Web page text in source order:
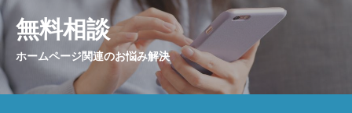
無料相談
ホームページ関連のお悩み解決